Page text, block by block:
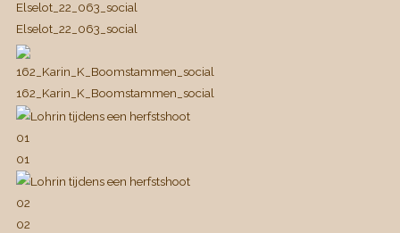
Elselot_22_063_social
Elselot_22_063_social
162_Karin_K_Boomstammen_social
162_Karin_K_Boomstammen_social
01
01
02
02